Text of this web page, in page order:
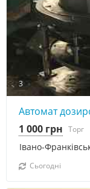
3
Автомат
Івано-
1 000 грн Торг
Сьогодні